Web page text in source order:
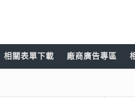
相關表單下載 廠商廣告專區